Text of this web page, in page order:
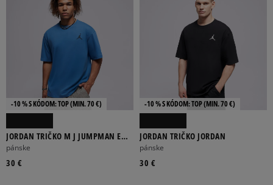
-10 % S KÓDOM: TOP (MIN. 70 €)
JORDAN TRIČKO M J JUMPMAN EMB
SS CREW
pánske
30 €
-10 % S KÓDOM: TOP (MIN. 70 €)
JORDAN TRIČKO JORDAN
pánske
30 €